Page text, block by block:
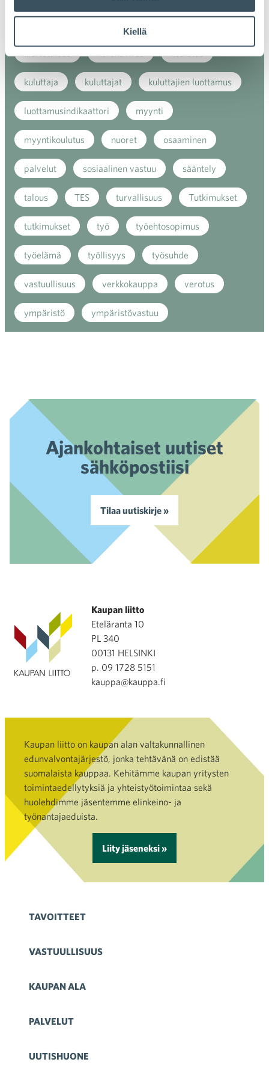
Kiellä
kuluttaja kuluttajat kuluttajien luottamus
luottamusindikaattori myynti
myyntikoulutus nuoret osaaminen
palvelut sosiaalinen vastuu sääntely
talous TES turvallisuus Tutkimukset
tutkimukset työ työehtosopimus
työelämä työllisyys työsuhde
vastuullisuus verkkokauppa verotus
ympäristö ympäristövastuu
Ajankohtaiset uutiset
sähköpostiisi
Tilaa uutiskirje »
Kaupan liitto
Eteläranta 10
PL 340
00131 HELSINKI
p. 09 1728 5151
kauppa@kauppa.fi
Kaupan liitto on kaupan alan valtakunnallinen
edunvalvontajärjestö, jonka tehtävänä on edistää
suomalaista kauppaa. Kehitämme kaupan yritysten
toimintaedellytyksiä ja yhteistyötoimintaa sekä
huolehdimme jäsentemme elinkeino- ja
työnantajaeduista.
Liity jäseneksi »
TAVOITTEET
VASTUULLISUUS
KAUPAN ALA
PALVELUT
UUTISHUONE